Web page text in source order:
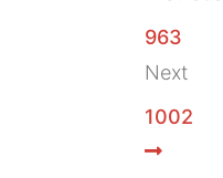
963
Next
1002